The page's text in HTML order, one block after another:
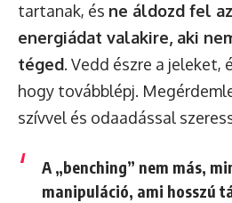
tartanak, és ne áldozd fel
energiádat valakire, aki
téged. Vedd észre a jeleket,
hogy továbblépj.
szívvel és odaadással
A „benching” nem más,
manipuláció, ami hosszú